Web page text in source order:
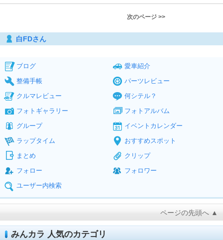
次のページ >>
白FDさん
ブログ
愛車紹介
整備手帳
パーツレビュー
クルマレビュー
何シテル？
フォトギャラリー
フォトアルバム
グループ
イベントカレンダー
ラップタイム
おすすめスポット
まとめ
クリップ
フォロー
フォロワー
ユーザー内検索
ページの先頭へ ▲
みんカラ 人気のカテゴリ